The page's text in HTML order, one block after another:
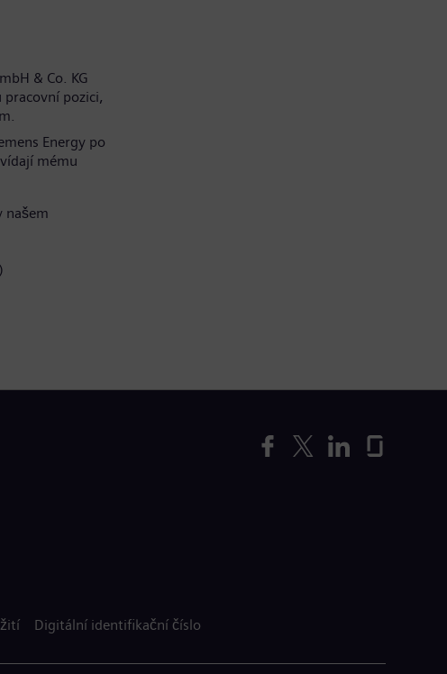
& Co. KG
pracovní pozici,
Energy po
mému
našem
Digitální identifikační číslo